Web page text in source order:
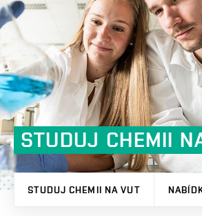
STUDUJ CHEMII
STUDUJ CHEMII NA VUT